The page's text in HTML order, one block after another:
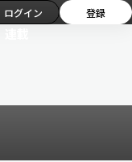
ログイン 登録